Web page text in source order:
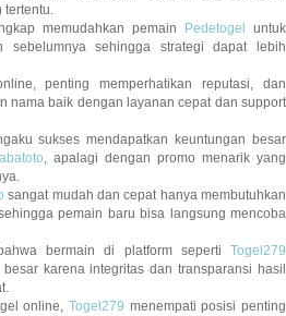
tertentu.
memudahkan pemain
Pedetogel
untuk
sebelumnya sehingga strategi dapat lebih
penting memperhatikan reputasi, dan
nama baik dengan layanan cepat dan support
sukses mendapatkan keuntungan besar
, apalagi dengan promo menarik yang
sangat mudah dan cepat hanya membutuhkan
pemain baru bisa langsung mencoba
bermain di platform seperti Togel279
karena integritas dan transparansi hasil
online, Togel279 menempati posisi penting